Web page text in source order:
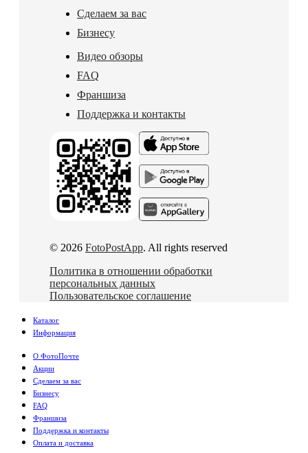
Сделаем за вас
Бизнесу
Видео обзоры
FAQ
Франшиза
Поддержка и контакты
© 2026 FotoPostApp. All rights reserved
Политика в отношении обработки
персональных данных
Пользовательское соглашение
Каталог
Информация
О ФотоПочте
Акции
Сделаем за вас
Бизнесу
FAQ
Франшиза
Поддержка и контакты
Оплата и доставка